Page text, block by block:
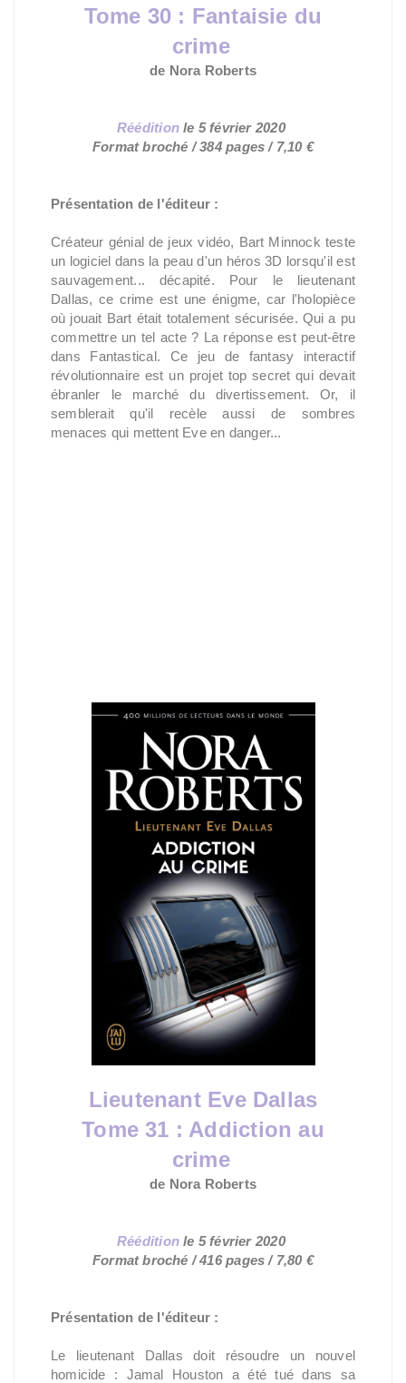
Tome 30 : Fantaisie du
crime
de Nora Roberts
Réédition le 5 février 2020
Format broché / 384 pages / 7,10 €
Présentation de l'éditeur :
Créateur génial de jeux vidéo, Bart Minnock teste
un logiciel dans la peau d'un héros 3D lorsqu'il est
sauvagement... décapité. Pour le lieutenant
Dallas, ce crime est une énigme, car l'holopièce
où jouait Bart était totalement sécurisée. Qui a pu
commettre un tel acte ? La réponse est peut-être
dans Fantastical. Ce jeu de fantasy interactif
révolutionnaire est un projet top secret qui devait
ébranler le marché du divertissement. Or, il
semblerait qu'il recèle aussi de sombres
menaces qui mettent Eve en danger...
Lieutenant Eve Dallas
Tome 31 : Addiction au
crime
de Nora Roberts
Réédition le 5 février 2020
Format broché / 416 pages / 7,80 €
Présentation de l'éditeur :
Le lieutenant Dallas doit résoudre un nouvel
homicide : Jamal Houston a été tué dans sa